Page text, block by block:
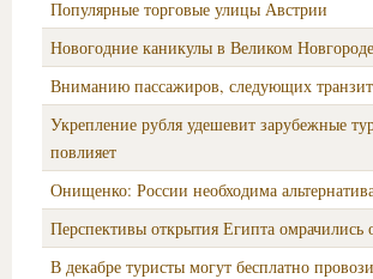
Популярные торговые улицы Австрии
Новогодние каникулы в Великом
Вниманию пассажиров, следующих
Укрепление рубля удешевит зарубежные
повлияет
Онищенко: России необходима
Перспективы открытия Египта омрачились
В декабре туристы могут бесплатно